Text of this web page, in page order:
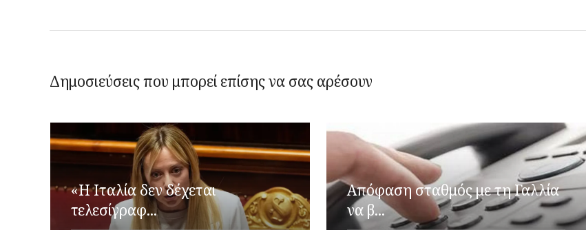
Δημοσιεύσεις που μπορεί επίσης να σας αρέσουν
«Η Ιταλία δεν δέχεται
τελεσίγραφ...
Απόφαση σταθμός με τη Γαλλία
να β...